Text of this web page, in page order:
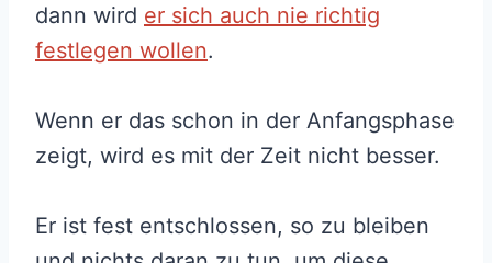
dann wird er sich auch nie richtig
festlegen wollen.
Wenn er das schon in der Anfangsphase
zeigt, wird es mit der Zeit nicht besser.
Er ist fest entschlossen, so zu bleiben